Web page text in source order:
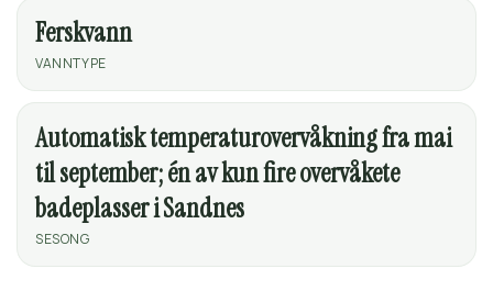
Ferskvann
VANNTYPE
Automatisk temperaturovervåkning fra mai
til september; én av kun fire overvåkete
badeplasser i Sandnes
SESONG